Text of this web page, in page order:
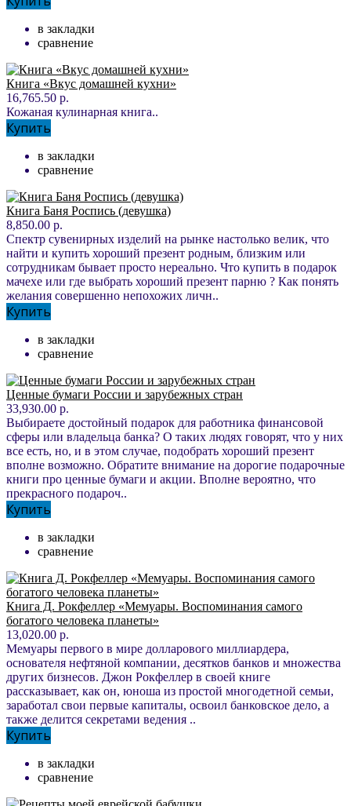
в закладки
сравнение
Книга «Вкус домашней кухни»
16,765.50 р.
Кожаная кулинарная книга..
Купить
в закладки
сравнение
Книга Баня Роспись (девушка)
8,850.00 р.
Спектр сувенирных изделий на рынке настолько велик, что
найти и купить хороший презент родным, близким или
сотрудникам бывает просто нереально. Что купить в подарок
мачехе или где выбрать хороший презент парню ? Как понять
желания совершенно непохожих личн..
Купить
в закладки
сравнение
Ценные бумаги России и зарубежных стран
33,930.00 р.
Выбираете достойный подарок для работника финансовой
сферы или владельца банка? О таких людях говорят, что у них
все есть, но, и в этом случае, подобрать хороший презент
вполне возможно. Обратите внимание на дорогие подарочные
книги про ценные бумаги и акции. Вполне вероятно, что
прекрасного подароч..
Купить
в закладки
сравнение
Книга Д. Рокфеллер «Мемуары. Воспоминания самого
богатого человека планеты»
13,020.00 р.
Мемуары первого в мире долларового миллиардера,
основателя нефтяной компании, десятков банков и множества
других бизнесов. Джон Рокфеллер в своей книге
рассказывает, как он, юноша из простой многодетной семьи,
заработал свои первые капиталы, освоил банковское дело, а
также делится секретами ведения ..
Купить
в закладки
сравнение